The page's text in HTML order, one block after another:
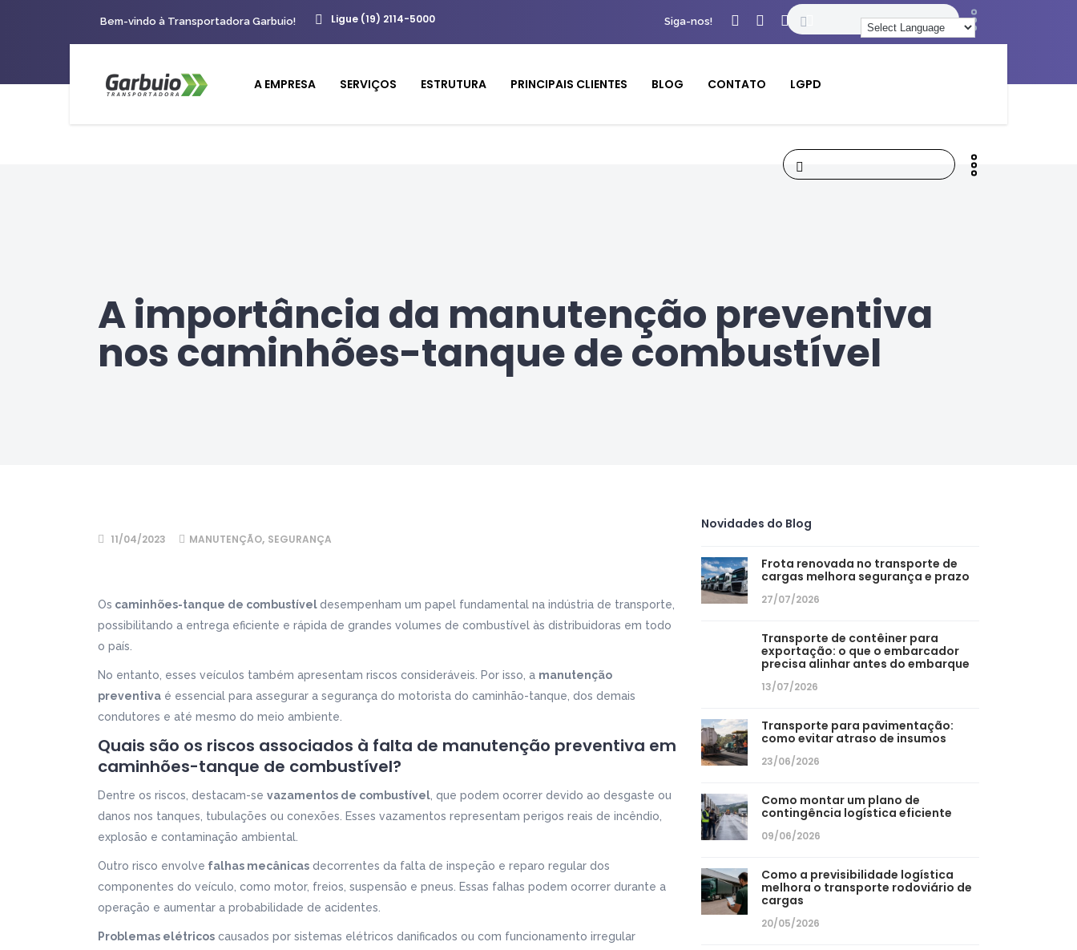
Bem-vindo à Transportadora Garbuio! Ligue (19) 2114-5000 Siga-nos!
A EMPRESA SERVIÇOS ESTRUTURA PRINCIPAIS CLIENTES BLOG CONTATO LGPD
A importância da manutenção preventiva
nos caminhões-tanque de combustível
11/04/2023 MANUTENÇÃO, SEGURANÇA
Os caminhões-tanque de combustíveldesempenham um papel fundamental na indústria de transporte,
possibilitando a entrega eficiente e rápida de grandes volumes de combustível às distribuidoras em todo
o país.
No entanto, esses veículos também apresentam riscos consideráveis. Por isso, a manutenção
preventiva é essencial para assegurar a segurança do motorista do caminhão-tanque, dos demais
condutores e até mesmo do meio ambiente.
Quais são os riscos associados à falta de manutenção preventiva em
caminhões-tanque de combustível?
Dentre os riscos, destacam-se vazamentos de combustível , que podem ocorrer devido ao desgaste ou
danos nos tanques, tubulações ou conexões. Esses vazamentos representam perigos reais de incêndio,
explosão e contaminação ambiental.
Outro risco envolve falhas mecânicas decorrentes da falta de inspeção e reparo regular dos
componentes do veículo, como motor, freios, suspensão e pneus. Essas falhas podem ocorrer durante a
operação e aumentar a probabilidade de acidentes.
Problemas elétricos causados por sistemas elétricos danificados ou com funcionamento irregular
Novidades do Blog
Frota renovada no transporte de
cargas melhora segurança e prazo
27/07/2026
Transporte de contêiner para
exportação: o que o embarcador
precisa alinhar antes do embarque
13/07/2026
Transporte para pavimentação:
como evitar atraso de insumos
23/06/2026
Como montar um plano de
contingência logística eficiente
09/06/2026
Como a previsibilidade logística
melhora o transporte rodoviário de
cargas
20/05/2026